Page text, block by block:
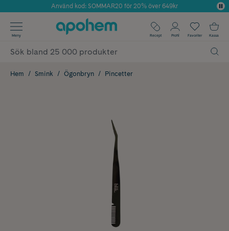
Årets Butik 2025 inom Skönhet
Använd kod: SOMMAR20 för 20% över 649kr
✓ Fri frakt
✓ Poäng på alla köp*
Meny Recept Profil Favoriter Kassa
Hem Smink Ögonbryn Pincetter